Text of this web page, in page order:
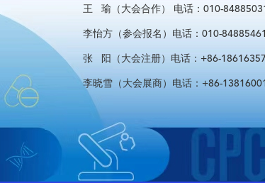
王 瑜（大会合作） 电话：010-
李怡方（参会报名）电话：010-
张 阳（大会注册）电话：+86-
李晓雪（大会展商）电话：+86-